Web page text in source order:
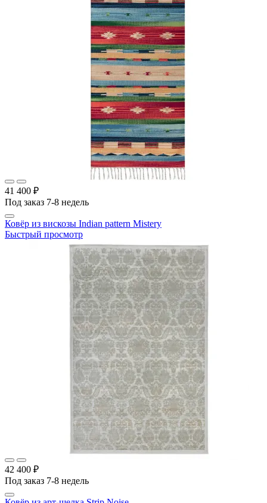
41 400 ₽
Под заказ 7-8 недель
Ковёр из вискозы Indian pattern Mistery
Быстрый просмотр
42 400 ₽
Под заказ 7-8 недель